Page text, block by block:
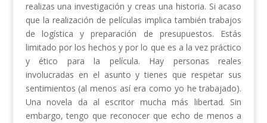
realizas una investigación y creas una historia. Si acaso
que la realización de películas implica también trabajos
de logística y preparación de presupuestos. Estás
limitado por los hechos y por lo que es a la vez práctico
y ético para la película. Hay personas reales
involucradas en el asunto y tienes que respetar sus
sentimientos (al menos así era como yo he trabajado).
Una novela da al escritor mucha más libertad. Sin
embargo, tengo que reconocer que echo de menos a